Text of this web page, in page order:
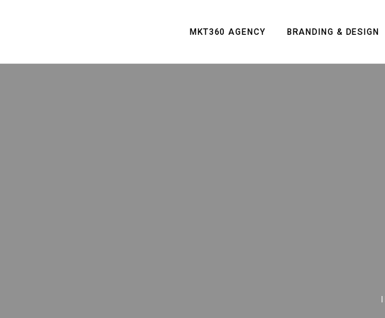
MKT360 AGENCY BRANDING & DESIGN